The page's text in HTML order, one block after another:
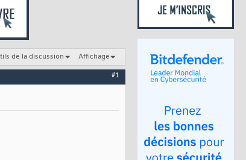
de la discussion Affichage
#1